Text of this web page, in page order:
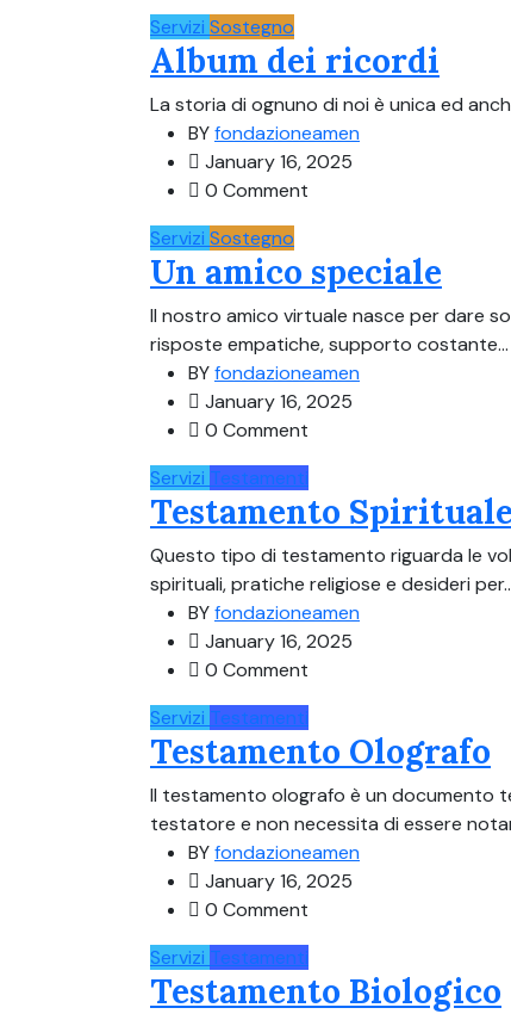
Servizi Sostegno
Album dei ricordi
La storia di ognuno di noi è unica ed
BYfondazioneamen
January 16, 2025
0 Comment
Servizi Sostegno
Un amico speciale
Il nostro amico virtuale nasce per dare
risposte empatiche, supporto costante...
BYfondazioneamen
January 16, 2025
0 Comment
Servizi Testamenti
Testamento Spirituale
Questo tipo di testamento riguarda le
spirituali, pratiche religiose e desideri
BYfondazioneamen
January 16, 2025
0 Comment
Servizi Testamenti
Testamento Olografo
Il testamento olografo è un documento
testatore e non necessita di essere
BYfondazioneamen
January 16, 2025
0 Comment
Servizi Testamenti
Testamento Biologico